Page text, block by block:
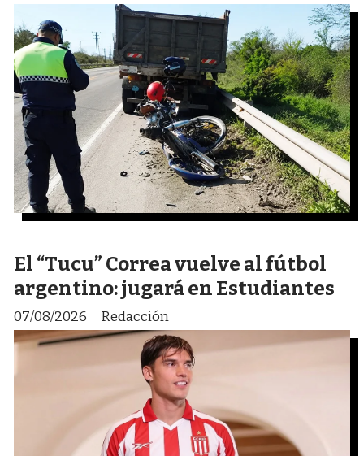
El “Tucu” Correa vuelve al fútbol
argentino: jugará en Estudiantes
Redacción
07/08/2026